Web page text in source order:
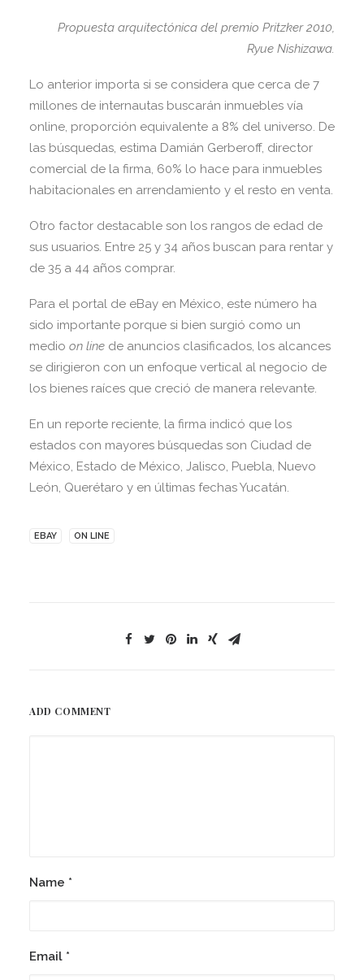
Propuesta arquitectónica del premio Pritzker 2010,
Ryue Nishizawa.
Lo anterior importa si se considera que cerca de 7
millones de internautas buscarán inmuebles vía
online, proporción equivalente a 8% del universo. De
las búsquedas, estima Damián Gerberoff, director
comercial de la firma, 60% lo hace para inmuebles
habitacionales en arrendamiento y el resto en venta.
Otro factor destacable son los rangos de edad de
sus usuarios. Entre 25 y 34 años buscan para rentar y
de 35 a 44 años comprar.
Para el portal de eBay en México, este número ha
sido importante porque si bien surgió como un
medio on line de anuncios clasificados, los alcances
se dirigieron con un enfoque vertical al negocio de
los bienes raíces que creció de manera relevante.
En un reporte reciente, la firma indicó que los
estados con mayores búsquedas son Ciudad de
México, Estado de México, Jalisco, Puebla, Nuevo
León, Querétaro y en últimas fechas Yucatán.
EBAY ON LINE
ADD COMMENT
Name *
Email *